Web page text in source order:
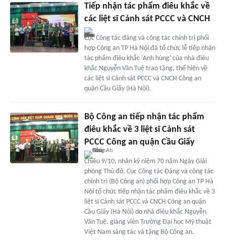
Tiếp nhận tác phẩm điêu khắc về
các liệt sĩ Cảnh sát PCCC và CNCH
Cục Công tác đảng và công tác chính trị phối
hợp Công an TP Hà Nội đã tổ chức lễ tiếp nhận
tác phẩm điêu khắc 'Anh hùng' của nhà điêu
khắc Nguyễn Văn Tuệ trao tặng, thể hiện về
các liệt sĩ Cảnh sát PCCC và CNCH Công an
quận Cầu Giấy (Hà Nội).
Bộ Công an tiếp nhận tác phẩm
điêu khắc về 3 liệt sĩ Cảnh sát
PCCC Công an quận Cầu Giấy
Chiều 9/10, nhân kỷ niệm 70 năm Ngày Giải
phóng Thủ đô, Cục Công tác Đảng và công tác
chính trị (Bộ Công an) phối hợp Công an TP Hà
Nội tổ chức tiếp nhận tác phẩm điêu khắc về 3
liệt sĩ Cảnh sát PCCC và CNCH Công an quận
Cầu Giấy (Hà Nội) do nhà điêu khắc Nguyễn
Văn Tuệ, giảng viên Trường Đại học Mỹ thuật
Việt Nam sáng tác và tặng Bộ Công an.